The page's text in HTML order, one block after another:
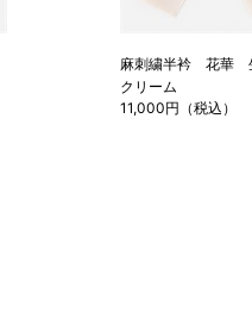
麻刺繍半衿 花華
クリーム
11,000円（税込）